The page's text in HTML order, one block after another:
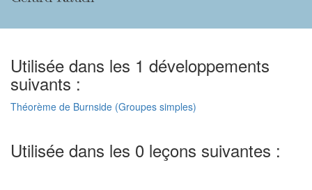
Utilisée dans les 1 développements
suivants :
Théorème de Burnside (Groupes simples)
Utilisée dans les 0 leçons suivantes :